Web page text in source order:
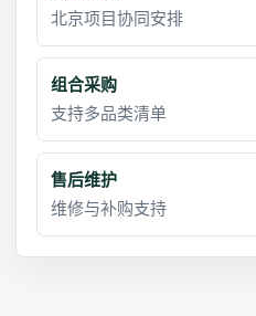
北京项目协同安排
组合采购
支持多品类清单
售后维护
维修与补购支持